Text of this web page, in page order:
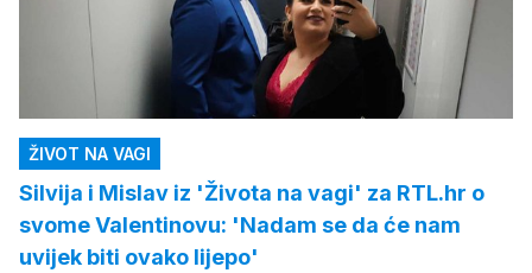
ŽIVOT NA VAGI
Silvija i Mislav iz 'Života na vagi' za RTL.hr o
svome Valentinovu: 'Nadam se da će nam
uvijek biti ovako lijepo'